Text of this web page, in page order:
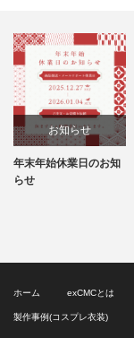
お知らせ
年末年始休業日のお知
らせ
ホーム exCMCとは
製作事例(コスプレ衣装)